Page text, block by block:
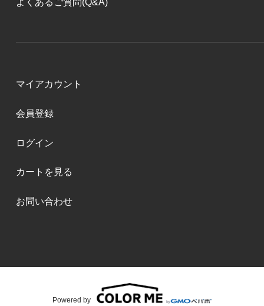
よくあるご質問(Q&A)
マイアカウント
会員登録
ログイン
カートを見る
お問い合わせ
Powered by